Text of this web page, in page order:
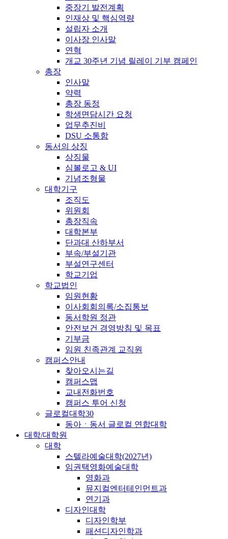
중장기 발전계획
인재상 및 핵심역량
설립자 소개
이사장 인사말
연혁
개교 30주년 기념 릴레이 기부 캠페인
총장
인사말
약력
총장 동정
학생면담시간 요청
업무추진비
DSU 소통함
동서의 상징
상징물
심볼로고 & UI
기념조형물
대학기구
조직도
위원회
총장직속
대학본부
단과대 산하부서
부속/부설기관
부설연구센터
학교기업
학교법인
임원현황
이사회회의록/소집통보
동서학원 정관
안전보건 경영방침 및 목표
기부금
임원 친족관계 교직원
캠퍼스안내
찾아오시는길
캠퍼스맵
교내전화번호
캠퍼스 투어 신청
글로컬대학30
동아ㆍ동서 글로컬 연합대학
대학/대학원
대학
스텔라예술대학(2027년)
임권택영화예술대학
영화과
뮤지컬엔터테인먼트과
연기과
디자인대학
디자인학부
패션디자인학과